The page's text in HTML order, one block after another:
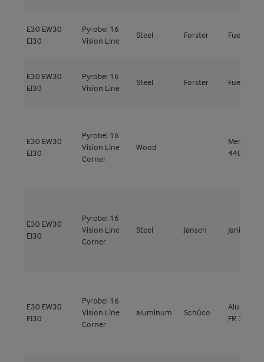
E30 EW30
EI30
Pyrobel 16
Vision Line
Steel Forster Fuego
E30 EW30
EI30
Pyrobel 16
Vision Line
Steel Forster Fuego
E30 EW30
EI30
Pyrobel 16
Vision Line
Corner
Wood
Meranti
440kg/m³
E30 EW30
EI30
Pyrobel 16
Vision Line
Corner
Steel Jansen Janisol 2
E30 EW30
EI30
Pyrobel 16
Vision Line
Corner
aluminum Schüco
Alu ADS
FR 30